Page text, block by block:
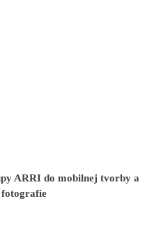
ARRI do mobilnej tvorby a
fotografie